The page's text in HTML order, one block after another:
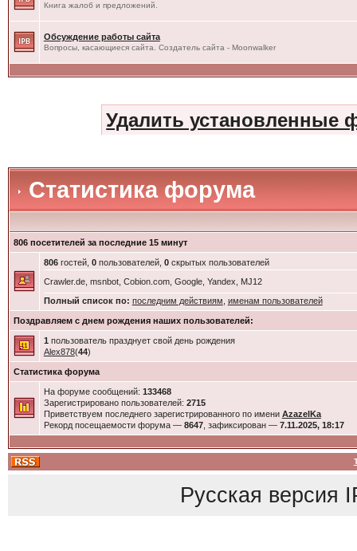
Книга жалоб и предложений.
Обсуждение работы сайта
Вопросы, касающиеся сайта. Создатель сайта - Moonwalker
Удалить установленные
Статистика форума
806 посетителей за последние 15 минут
806гостей, 0пользователей, 0скрытых пользователей
Crawler.de, msnbot, Cobion.com, Google, Yandex, MJ12
Полный список по: последним действиям именам пользователей
Поздравляем с днем рождения наших пользователей:
1 пользователь празднует свой день рождения
Alex878(44)
Статистика форума
На форуме сообщений: 133468
Зарегистрировано пользователей: 2715
Приветствуем последнего зарегистрированного по имени AzazelKa
Рекорд посещаемости форума — 8647, зафиксирован — 7.11.2025, 18:17
Русская версия